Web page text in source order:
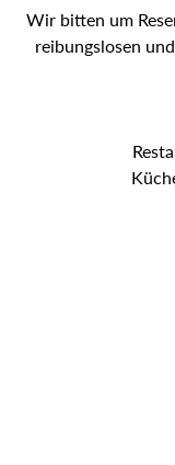
Wir bitten um
reibungslosen